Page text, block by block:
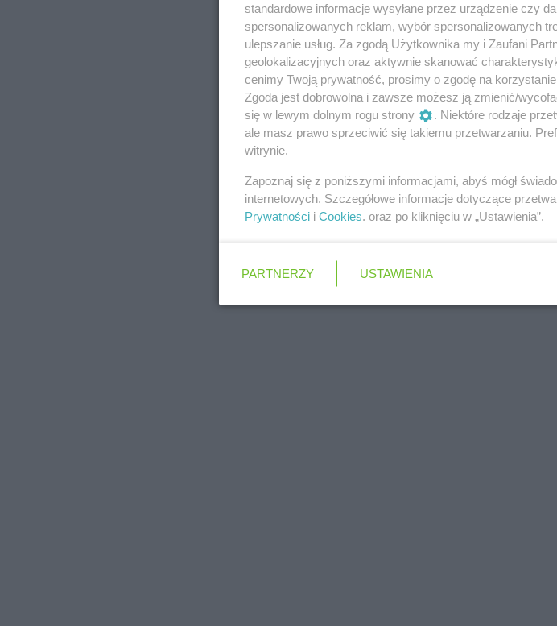
standardowe informacje wysyłane przez urządzenie czy
spersonalizowanych reklam, wybór spersonalizowanych
ulepszanie usług. Za zgodą Użytkownika my i Zaufani
geolokalizacyjnych oraz aktywnie skanować
cenimy Twoją prywatność, prosimy o zgodę na
Zgoda jest dobrowolna i zawsze możesz ją zmienić/
się w lewym dolnym rogu strony
. Niektóre rodzaje
ale masz prawo sprzeciwić się takiemu przetwarzaniu.
witrynie.
Zapoznaj się z poniższymi informacjami, abyś mógł
internetowych. Szczegółowe informacje dotyczące
Prywatności i Cookies. oraz po kliknięciu w „Ustawienia”.
PARTNERZY USTAWIENIA